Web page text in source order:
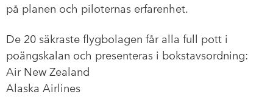
på planen och piloternas erfarenhet.
De 20 säkraste flygbolagen får alla full pott i
poängskalan och presenteras i bokstavsordning:
Air New Zealand
Alaska Airlines